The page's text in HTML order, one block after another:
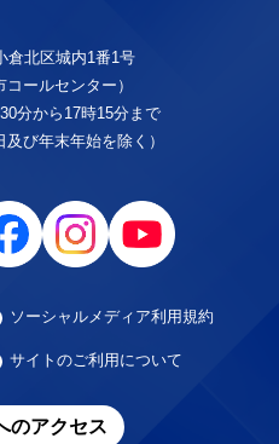
北区城内1番1号
ールセンター）
分から17時15分まで
及び年末年始を除く）
ソーシャルメディア利用規約
サイトのご利用について
のアクセス